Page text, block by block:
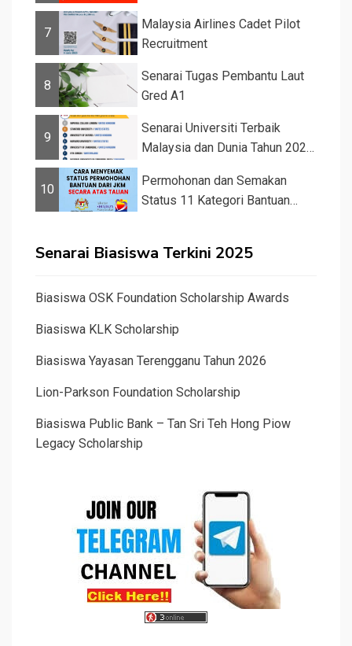
7
Malaysia Airlines Cadet Pilot
Recruitment
8
Senarai Tugas Pembantu Laut
Gred A1
9
Senarai Universiti Terbaik
Malaysia dan Dunia Tahun 2026
10
Permohonan dan Semakan
Status 11 Kategori Bantuan
Senarai Biasiswa Terkini 2025
Biasiswa OSK Foundation Scholarship Awards
Biasiswa KLK Scholarship
Biasiswa Yayasan Terengganu Tahun 2026
Lion-Parkson Foundation Scholarship
Biasiswa Public Bank – Tan Sri Teh Hong Piow
Legacy Scholarship